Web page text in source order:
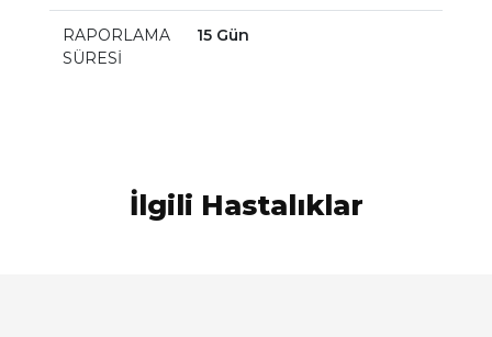
RAPORLAMA
SÜRESİ
15 Gün
İlgili Hastalıklar